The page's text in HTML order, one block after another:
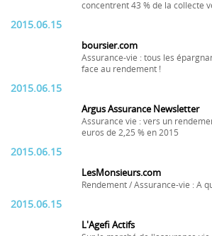
concentrent 43 % de la collecte
2015.06.15
boursier.com
Assurance-vie : tous les
face au rendement !
2015.06.15
Argus Assurance Newsletter
Assurance vie : vers un
euros de 2,25 % en 2015
2015.06.15
LesMonsieurs.com
Rendement / Assurance-vie : A
2015.06.15
L'Agefi Actifs